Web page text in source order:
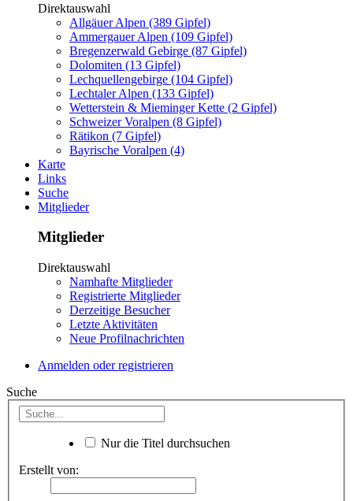
Direktauswahl
Allgäuer Alpen (389 Gipfel)
Ammergauer Alpen (109 Gipfel)
Bregenzerwald Gebirge (87 Gipfel)
Dolomiten (13 Gipfel)
Lechquellengebirge (104 Gipfel)
Lechtaler Alpen (133 Gipfel)
Wetterstein & Mieminger Kette (2 Gipfel)
Schweizer Voralpen (8 Gipfel)
Rätikon (7 Gipfel)
Bayrische Voralpen (4)
Karte
Links
Suche
Mitglieder
Mitglieder
Direktauswahl
Namhafte Mitglieder
Registrierte Mitglieder
Derzeitige Besucher
Letzte Aktivitäten
Neue Profilnachrichten
Anmelden oder registrieren
Suche
Nur die Titel durchsuchen
Erstellt von: